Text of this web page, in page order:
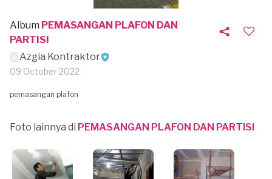
Album PEMASANGAN PLAFON DAN
PARTISI
Azgia Kontraktor
09 October 2022
pemasangan plafon
Foto lainnya di PEMASANGAN PLAFON DAN PARTISI